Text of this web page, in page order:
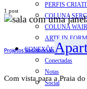
PERFIS
COLUNA
COLUNA
CONEXÕES
Conectadas
Notas
Social
1 post
Projetos Residenciais
Com vista para a Praia